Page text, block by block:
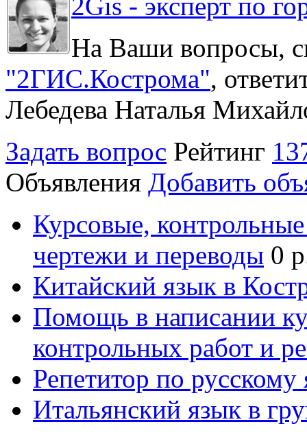
На Ваши вопросы,
"2ГИС.Кострома",
Лебедева Наталья
Задать вопрос Рейтинг
Объявления Добавить
Курсовые,
чертежи и переводы 0
Китайский язык в
Помощь в написании
контрольных работ и
Репетитор по русскому
Итальянский язык в